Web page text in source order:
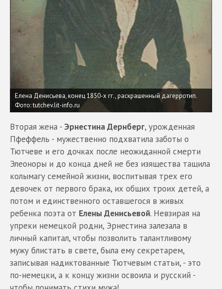
Елена Денисьева, конец 1850-х гг., раскрашенный дагерротип.
Фото: tutchev.lit-info.ru
Вторая жена - Эрнестина Дернберг, урожденная
Пфеффель - мужественно подхватила заботы о
Тютчеве и его дочках после неожиданной смерти
Элеоноры и до конца дней не без изящества тащила
колымагу семейной жизни, воспитывая трех его
девочек от первого брака, их общих троих детей, а
потом и единственного оставшегося в живых
ребенка поэта от Елены Денисьевой. Невзирая на
упреки немецкой родни, Эрнестина залезала в
личный капитал, чтобы позволить талантливому
мужу блистать в свете, была ему секретарем,
записывая надиктованные Тютчевым статьи, - это
по-немецки, а к концу жизни освоила и русский -